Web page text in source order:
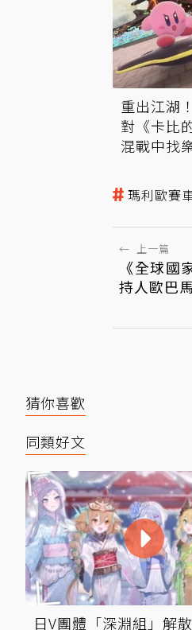
重出江湖
對《卡比
混戰中找
瑪利歐賽
← 上一篇
《全球國
持人歐巴
猜你喜歡
同類好文
日V團體「深淵組」解